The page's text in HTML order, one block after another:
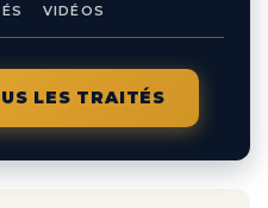
VIDÉOS
LES TRAITÉS